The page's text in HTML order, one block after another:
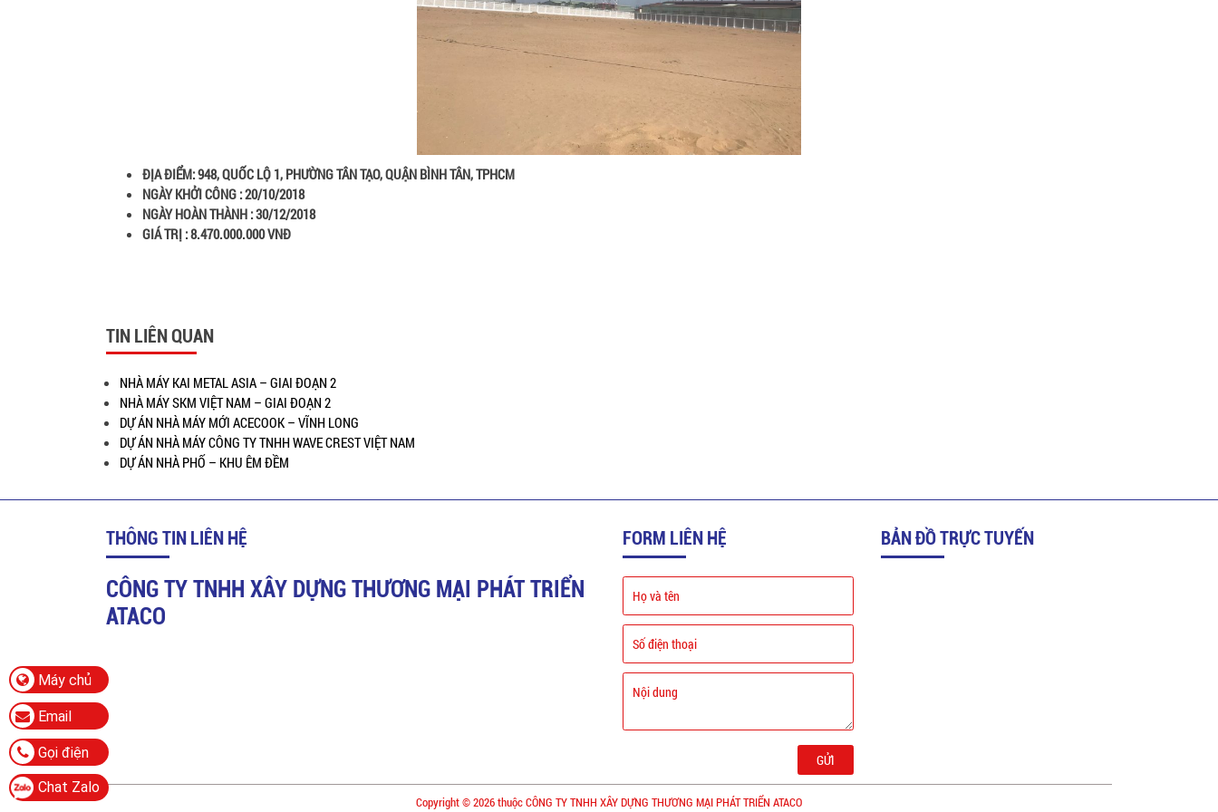
ĐỊA ĐIỂM:948, QUỐC LỘ 1, PHƯỜNG TÂN TẠO, QUẬN BÌNH TÂN, TPHCM
NGÀY KHỞI CÔNG :20/10/2018
NGÀY HOÀN THÀNH :30/12/2018
GIÁ TRỊ : 8.470.000.000 VNĐ
TIN LIÊN QUAN
NHÀ MÁY KAI METAL ASIA – GIAI ĐOẠN 2
NHÀ MÁY SKM VIỆT NAM – GIAI ĐOẠN 2
DỰ ÁN NHÀ MÁY MỚI ACECOOK – VĨNH LONG
DỰ ÁN NHÀ MÁY CÔNG TY TNHH WAVE CREST VIỆT NAM
DỰ ÁN NHÀ PHỐ – KHU ÊM ĐỀM
THÔNG TIN LIÊN HỆ
CÔNG TY TNHH XÂY DỰNG THƯƠNG MẠI PHÁT TRIỂN
ATACO
FORM LIÊN HỆ BẢN ĐỒ TRỰC TUYẾN
Copyright © 2026 thuộc CÔNG TY TNHH XÂY DỰNG THƯƠNG MẠI PHÁT TRIỂN ATACO
Máy chủ
Email
Gọi điện
Chat Zalo